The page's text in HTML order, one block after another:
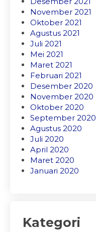
November 2021
Oktober 2021
Agustus 2021
Juli 2021
Mei 2021
Maret 2021
Februari 2021
Desember 2020
November 2020
Oktober 2020
September 2020
Agustus 2020
Juli 2020
April 2020
Maret 2020
Januari 2020
Kategori